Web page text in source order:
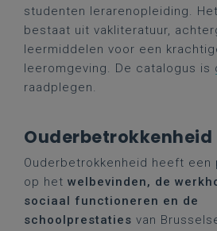
studenten lerarenopleiding.
bestaat uit vakliteratuur,
leermiddelen voor een
leeromgeving. De catalogus is
raadplegen.
Ouderbetrokkenheid
Ouderbetrokkenheid heeft
op het welbevinden, de
sociaal functioneren en de
schoolprestaties van